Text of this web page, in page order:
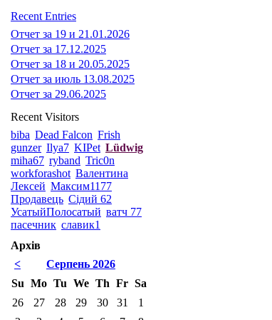
Recent Entries
Отчет за 19 и 21.01.2026
Отчет за 17.12.2025
Отчет за 18 и 20.05.2025
Отчет за июль 13.08.2025
Отчет за 29.06.2025
Recent Visitors
biba Dead Falcon Frish
gunzer Ilya7 KIPet Lüdwig
miha67 ryband Tric0n
workforashot Валентина
Лексей Максим1177
Продавець Сідий 62
УсатыйПолосатый ватч 77
пасечник славик1
Архів
<
Серпень 2026
Su Mo Tu We Th Fr Sa
26
27 28 29 30 31
1